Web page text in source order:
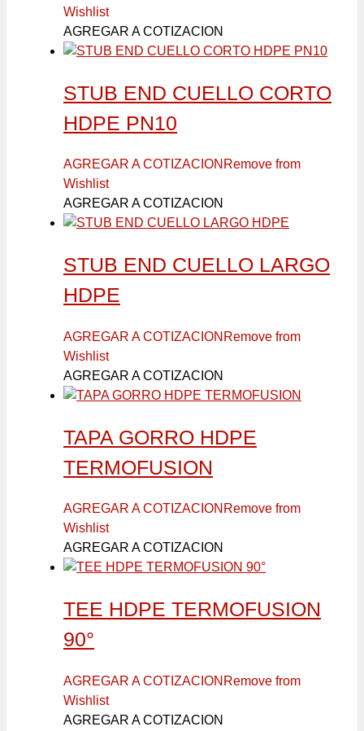
Wishlist
AGREGAR A COTIZACION
STUB END CUELLO CORTO
HDPE PN10
AGREGAR A COTIZACION Remove from
Wishlist
AGREGAR A COTIZACION
STUB END CUELLO LARGO
HDPE
AGREGAR A COTIZACION Remove from
Wishlist
AGREGAR A COTIZACION
TAPA GORRO HDPE
TERMOFUSION
AGREGAR A COTIZACION Remove from
Wishlist
AGREGAR A COTIZACION
TEE HDPE TERMOFUSION
90°
AGREGAR A COTIZACION Remove from
Wishlist
AGREGAR A COTIZACION